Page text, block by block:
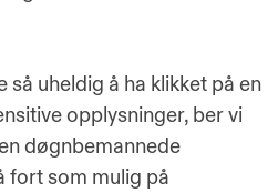
uheldig å ha klikket på en
opplysninger, ber vi
døgnbemannede
fort som mulig på